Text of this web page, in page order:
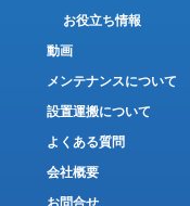
お役立ち情報
動画
メンテナンスについて
設置運搬について
よくある質問
会社概要